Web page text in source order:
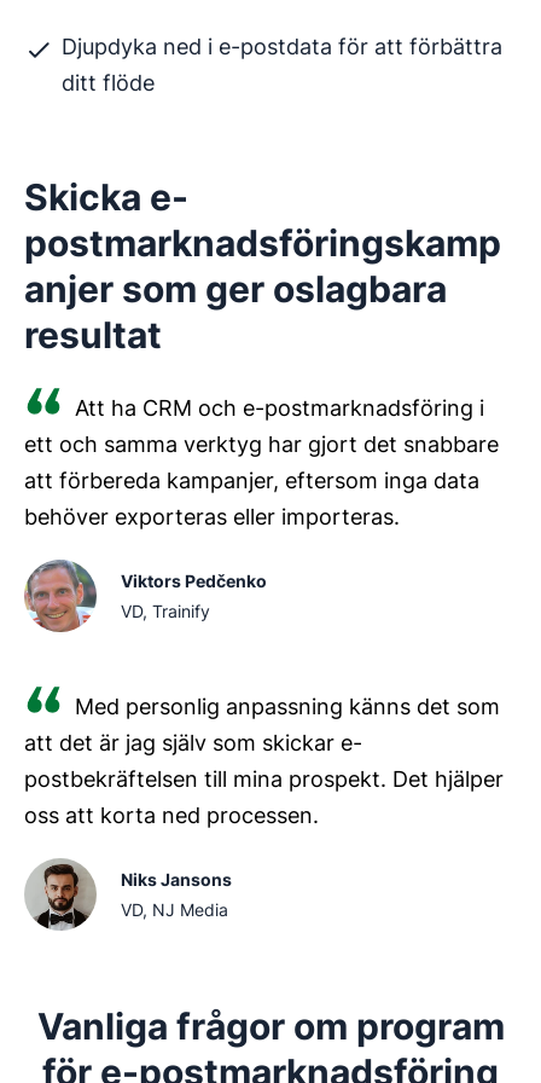
Djupdyka ned i e-postdata för att förbättra
ditt flöde
Skicka e-
postmarknadsföringskamp
anjer som ger oslagbara
resultat
Att ha CRM och e-postmarknadsföring i
ett och samma verktyg har gjort det snabbare
att förbereda kampanjer, eftersom inga data
behöver exporteras eller importeras.
Viktors Pedčenko
VD, Trainify
Med personlig anpassning känns det som
att det är jag själv som skickar e-
postbekräftelsen till mina prospekt. Det hjälper
oss att korta ned processen.
Niks Jansons
VD, NJ Media
Vanliga frågor om program
för e-postmarknadsföring